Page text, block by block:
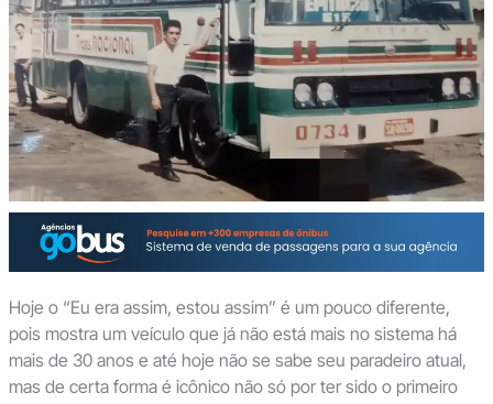
Hoje o “Eu era assim, estou assim” é um pouco diferente,
pois mostra um veículo que já não está mais no sistema há
mais de 30 anos e até hoje não se sabe seu paradeiro atual,
mas de certa forma é icônico não só por ter sido o primeiro